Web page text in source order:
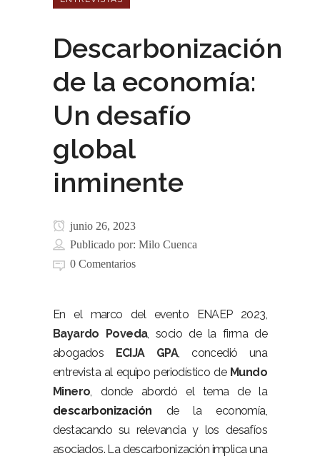
Descarbonización
de la economía:
Un desafío
global
inminente
junio 26, 2023
Publicado por: Milo Cuenca
0 Comentarios
En el marco del evento ENAEP 2023,
Bayardo Poveda, socio de la firma de
abogados ECIJA GPA, concedió una
entrevista al equipo periodístico de Mundo
Minero, donde abordó el tema de la
descarbonización de la economía,
destacando su relevancia y los desafíos
asociados. La descarbonización implica una